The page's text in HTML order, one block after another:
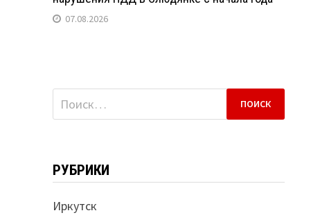
07.08.2026
Найти:
РУБРИКИ
Иркутск